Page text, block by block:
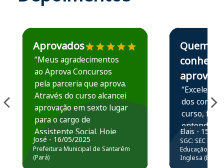
Estudante José recomenda o Aprova Concursos em
Aprovados
“Meus agradecimentos
ao Aprova Concursos
pela parceria que aprova.
Através do curso alcancei
aprovação em sexto lugar
para o cargo de
Assistente Social. Hoje
estou atuando na
Prefeitura de Santarém.
José - 16/05/2025
Prefeitura Municipal de Santarém
(Pará)
Estudante Elais
Quem
conhece,
aprova
“Excelente
dos
curso,
entender e
prática
resolução
questões.”
Elais - 15/07/
SGC: SEC BA
Educação
Inglesa (Edital